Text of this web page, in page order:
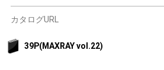
カタログURL
39P(MAXRAY vol.22)